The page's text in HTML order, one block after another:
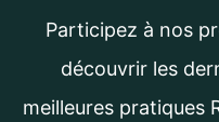
Participez à nos
découvrir les
meilleures pratiques